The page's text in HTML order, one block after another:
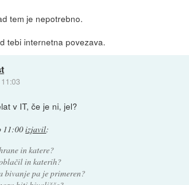
tem je nepotrebno.
tebi internetna povezava.
v IT, če je ni, jel?
11:00izjavil:
in katere?
in katerih?
bivanje pa je primeren?